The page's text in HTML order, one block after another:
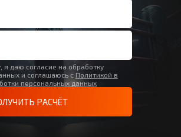
я даю согласие на обработку
и соглашаюсь с Политикой в
персональных данных
РАСЧЁТ